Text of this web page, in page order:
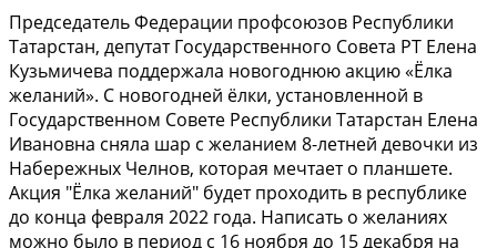
Председатель Федерации профсоюзов Республики
Татарстан, депутат Государственного Совета РТ Елена
Кузьмичева поддержала новогоднюю акцию «Ёлка
желаний». С новогодней ёлки, установленной в
Государственном Совете Республики Татарстан Елена
Ивановна сняла шар с желанием 8-летней девочки из
Набережных Челнов, которая мечтает о планшете.
Акция "Ёлка желаний" будет проходить в республике
до конца февраля 2022 года. Написать о желаниях
можно было в период с 16 ноября до 15 декабря на